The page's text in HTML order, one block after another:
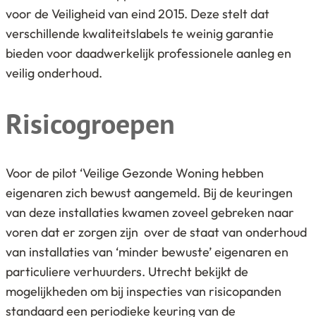
voor de Veiligheid van eind 2015. Deze stelt dat
verschillende kwaliteitslabels te weinig garantie
bieden voor daadwerkelijk professionele aanleg en
veilig onderhoud.
Risicogroepen
Voor de pilot ‘Veilige Gezonde Woning hebben
eigenaren zich bewust aangemeld. Bij de keuringen
van deze installaties kwamen zoveel gebreken naar
voren dat er zorgen zijn over de staat van onderhoud
van installaties van ‘minder bewuste’ eigenaren en
particuliere verhuurders. Utrecht bekijkt de
mogelijkheden om bij inspecties van risicopanden
standaard een periodieke keuring van de